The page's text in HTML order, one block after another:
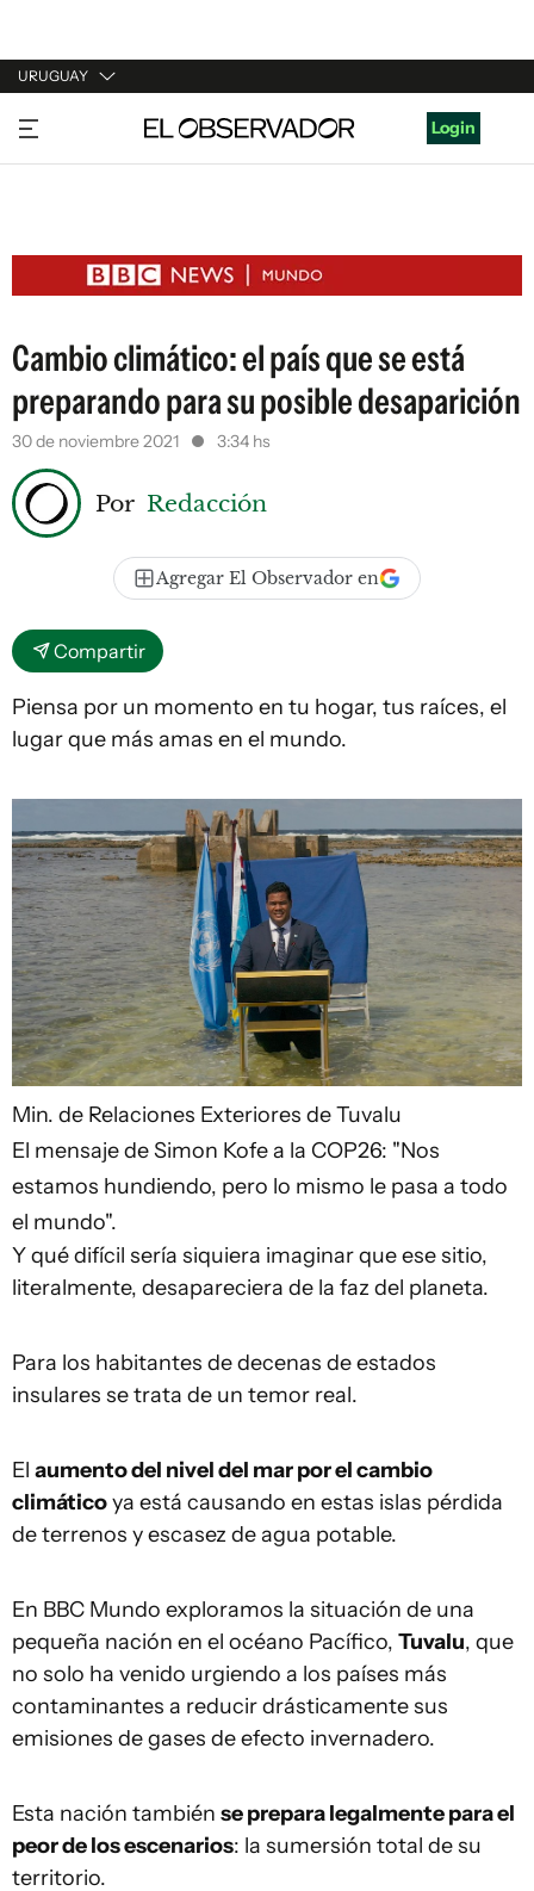
URUGUAY
URUGUAY
ARGENTINA
ESTADOS UNIDOS
Login
Cambio climático: el país que se está
preparando para su posible desaparición
30 de noviembre 2021 3:34 hs
Por Redacción
Agregar El Observador en
Compartir
Piensa por un momento en tu hogar, tus raíces, el
lugar que más amas en el mundo.
Min. de Relaciones Exteriores de Tuvalu
El mensaje de Simon Kofe a la COP26: "Nos
estamos hundiendo, pero lo mismo le pasa a todo
el mundo".
Y qué difícil sería siquiera imaginar que ese sitio,
literalmente, desapareciera de la faz del planeta.
Para los habitantes de decenas de estados
insulares se trata de un temor real.
El aumento del nivel del mar por el cambio
climáticoya está causando en estas islas pérdida
de terrenos y escasez de agua potable.
En BBC Mundo exploramos la situación de una
pequeña nación en el océano Pacífico, Tuvalu, que
no solo ha venido urgiendo a los países más
contaminantes a reducir drásticamente sus
emisiones de gases de efecto invernadero.
Esta nación también se prepara legalmente para el
peor de los escenarios: la sumersión total de su
territorio.